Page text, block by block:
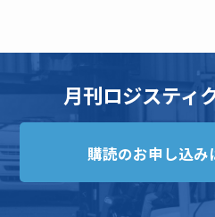
月刊ロジスティ
購読のお申し込み